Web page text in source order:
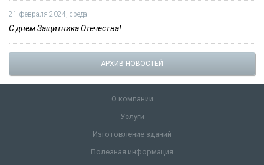
21 февраля 2024, среда
С днем Защитника Отечества!
АРХИВ НОВОСТЕЙ
О компании
Услуги
Изготовление зданий
Полезная информация